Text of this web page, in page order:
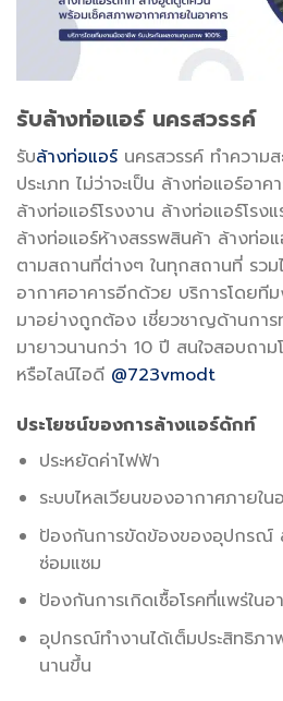
รับล้างท่อแอร์ นครสวรรค์
รับล้างท่อแอร์ นครสวรรค์ ทำความ
ประเภท ไม่ว่าจะเป็น ล้างท่อแอร์อา
ล้างท่อแอร์โรงงาน ล้างท่อแอร์โรง
ล้างท่อแอร์ห้างสรรพสินค้า ล้างท่อ
ตามสถานที่ต่างๆ ในทุกสถานที่ รวม
อากาศอาคารอีกด้วย บริการโดยที
มาอย่างถูกต้อง เชี่ยวชาญด้านการ
มายาวนานกว่า 10 ปี สนใจสอบถาม
หรือไลน์ไอดี @723vmodt
ประโยชน์ของการล้างแอร์ดักท์
ประหยัดค่าไฟฟ้า
ระบบไหลเวียนของอากาศภายใ
ป้องกันการขัดข้องของอุปกรณ์
ซ่อมแซม
ป้องกันการเกิดเชื้อโรคที่แพร่ในอ
อุปกรณ์ทำงานได้เต็มประสิทธิภา
นานขึ้น